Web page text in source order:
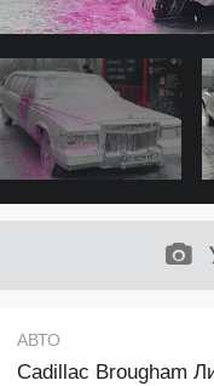
АВТО
Cadillac Brougham